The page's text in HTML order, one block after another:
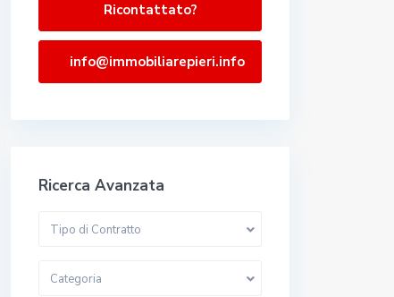
Ricontattato?
info@immobiliarepieri.info
Ricerca Avanzata
Tipo di Contratto
Categoria